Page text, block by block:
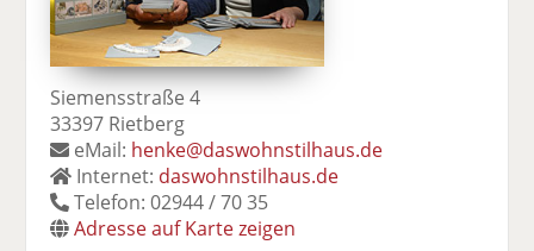
Siemensstraße 4
33397 Rietberg
eMail: henke@daswohnstilhaus.de
Internet: daswohnstilhaus.de
Telefon: 02944 / 70 35
Adresse auf Karte zeigen